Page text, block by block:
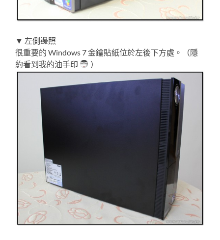
▼ 左側邊照
很重要的 Windows 7 金鑰貼紙位於左後下方處。（隱
約看到我的油手印
）